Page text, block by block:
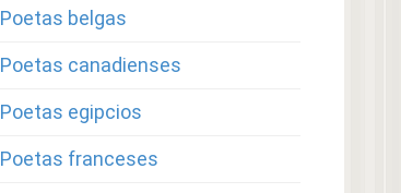
Poetas belgas
Poetas canadienses
Poetas egipcios
Poetas franceses